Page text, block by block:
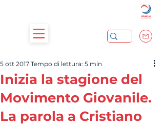
Inizia la stagione del
Movimento Giovanile.
La parola a Cristiano
5 ott 2017 Tempo di lettura: 5 min